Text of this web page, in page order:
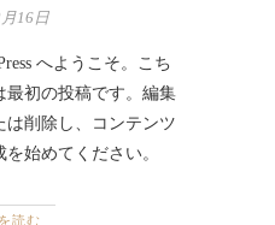
16日
最初の投稿です。編集
は削除し、コンテンツ
を始めてください。
読む